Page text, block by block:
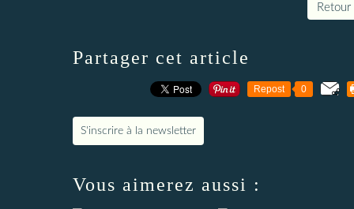
Retour
Partager cet article
Repost 0
S'inscrire à la newsletter
Vous aimerez aussi :